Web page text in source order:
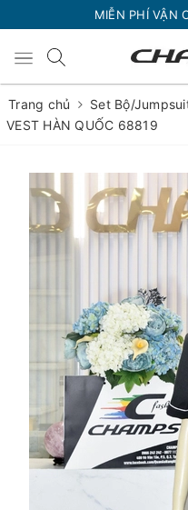
MIỄN PHÍ VẬN
Trang chủ Set Bộ/
VEST HÀN QUỐC 68819